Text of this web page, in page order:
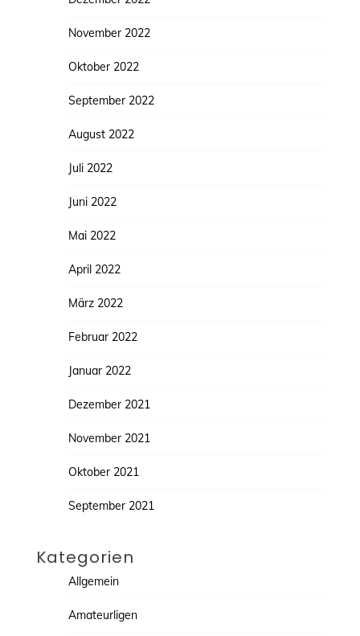
November 2022
Oktober 2022
September 2022
August 2022
Juli 2022
Juni 2022
Mai 2022
April 2022
März 2022
Februar 2022
Januar 2022
Dezember 2021
November 2021
Oktober 2021
September 2021
Kategorien
Allgemein
Amateurligen